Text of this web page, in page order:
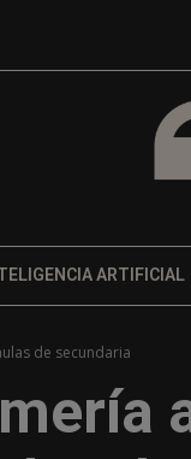
ARTIFICIAL
de secundaria